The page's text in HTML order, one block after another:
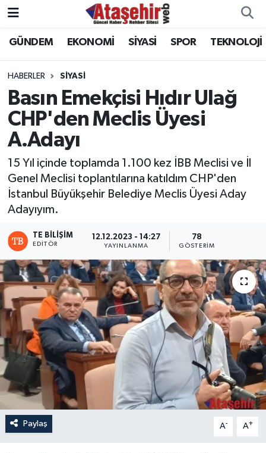
GÜNDEM EKONOMİ SİYASİ SPOR TEKNOLOJİ
HABERLER SİYASİ
Basın Emekçisi Hıdır Ulağ
CHP'den Meclis Üyesi
A.Adayı
15 Yıl içinde toplamda 1.100 kez İBB Meclisi ve İl
Genel Meclisi toplantılarına katıldım CHP'den
İstanbul Büyükşehir Belediye Meclis Üyesi Aday
Adayıyım.
TE BILIŞIM
EDITÖR
12.12.2023 - 14:27
YAYINLANMA
78
GÖSTERIM
Paylaş A- A+
Hava Durumu
Trafik Durumu
Süper Lig Puan Durumu ve Fikstür
Tüm Manşetler
Son Dakika Haberleri
Haber Arşivi